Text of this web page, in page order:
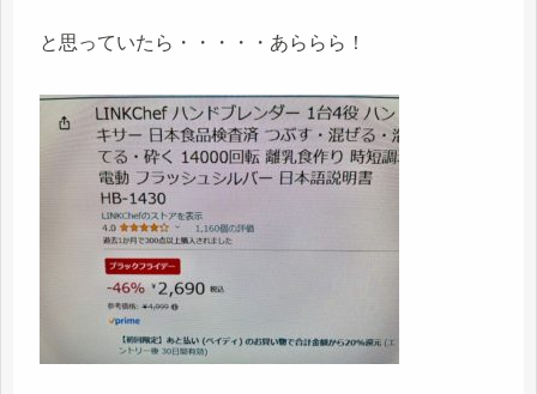
と思っていたら・・・・・あららら！